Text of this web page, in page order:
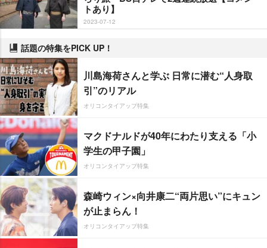
トあり】
2023-07-12
話題の特集をPICK UP！
川島海荷さんと学ぶ 日常に潜む“人身取
引”のリアル
オリコンタイアップ特集
マクドナルドが40年にわたり支える「小
学生の甲子園」
オリコンタイアップ特集
森崎ウィン×向井康二“両片思い”にキュン
が止まらん！
オリコンタイアップ特集